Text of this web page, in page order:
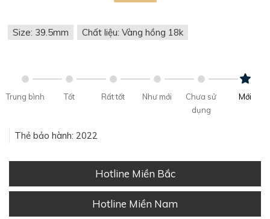
Size: 39.5mm Chất liệu: Vàng hồng 18k
Trung bình Tốt Rất tốt Như mới
Chưa sử
dụng
Mới
Thẻ bảo hành: 2022
Hotline Miền Bắc
Hotline Miền Nam